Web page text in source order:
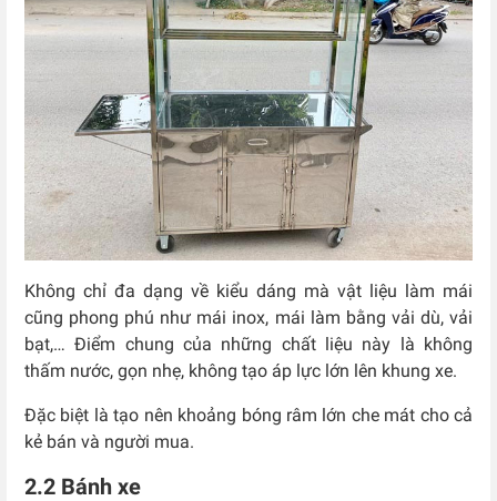
Không chỉ đa dạng về kiểu dáng mà vật liệu làm mái
cũng phong phú như mái inox, mái làm bằng vải dù, vải
bạt,… Điểm chung của những chất liệu này là không
thấm nước, gọn nhẹ, không tạo áp lực lớn lên khung xe.
Đặc biệt là tạo nên khoảng bóng râm lớn che mát cho cả
kẻ bán và người mua.
2.2 Bánh xe